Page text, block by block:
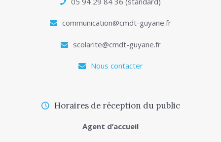
communication@cmdt-guyane.fr
scolarite@cmdt-guyane.fr
Nous contacter
Horaires de réception du public
Agent d’accueil